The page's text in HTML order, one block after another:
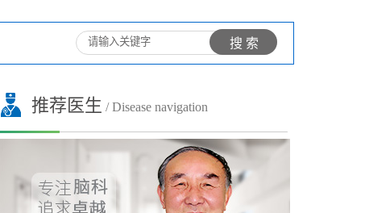
推荐医生 / Disease navigation